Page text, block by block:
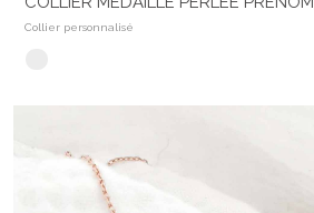
Collier personnalisé